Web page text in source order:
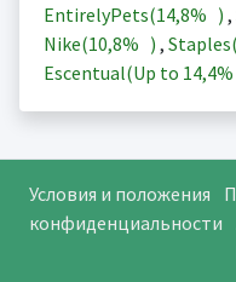
EntirelyPets(14,8% ) ,
Nike(10,8% ) , Staples(
Escentual(Up to 14,4%
Условия и положения
конфиденциальности